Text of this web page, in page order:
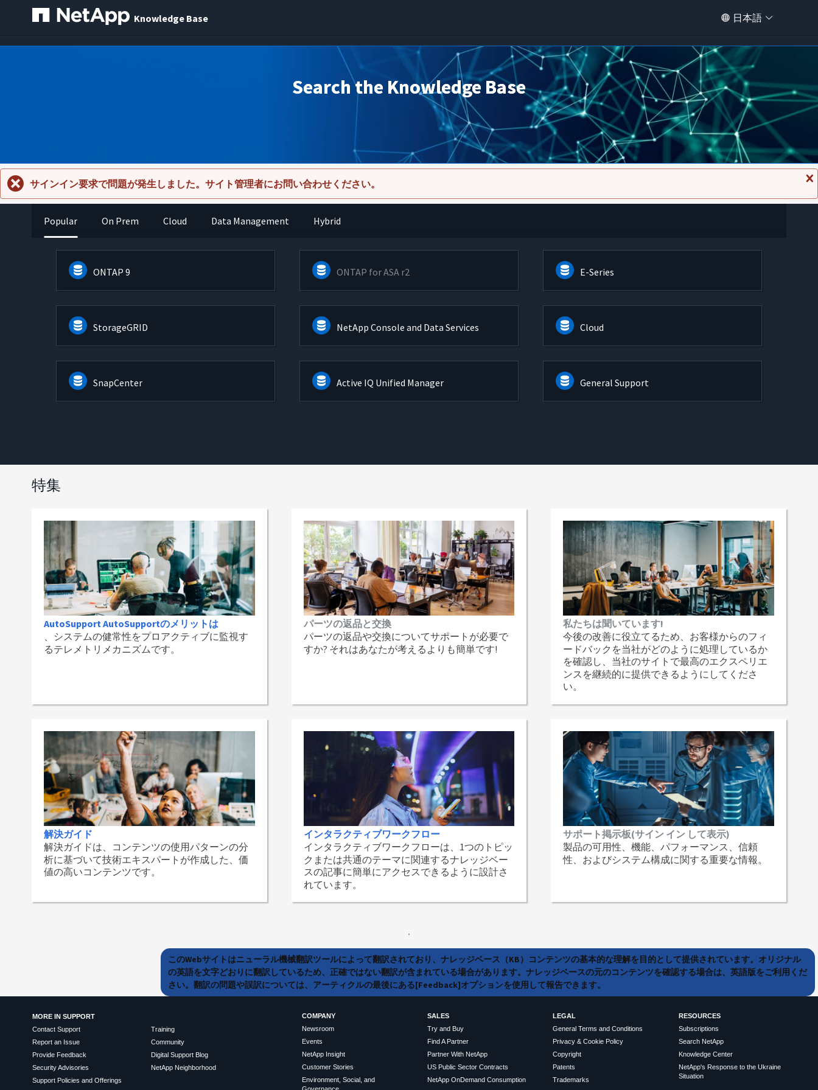
Knowledge Base 日本語
Search the Knowledge Base
メ
ッ
サインイン要求で問題が発生しました。サイト管理者にお問い合わせください。
Popular On Prem Cloud Data Management Hybrid
ONTAP 9 ONTAP for ASA r2 E-Series
StorageGRID NetApp Console and Data Services Cloud
SnapCenter Active IQ Unified Manager General Support
特集
AutoSupport AutoSupportのメリットは
、システムの健常性をプロアクティブに監視す
るテレメトリメカニズムです。
パーツの返品と交換
パーツの返品や交換についてサポートが必要で
すか? それはあなたが考えるよりも簡単です!
私たちは聞いています!
今後の改善に役立てるため、お客様からのフィ
ードバックを当社がどのように処理しているか
を確認し、当社のサイトで最高のエクスペリエ
ンスを継続的に提供できるようにしてくださ
い。
解決ガイド
解決ガイドは、コンテンツの使用パターンの分
析に基づいて技術エキスパートが作成した、価
値の高いコンテンツです。
インタラクティブワークフロー
インタラクティブワークフローは、1つのトピッ
クまたは共通のテーマに関連するナレッジベー
スの記事に簡単にアクセスできるように設計さ
れています。
サポート掲示板(サイン イン して表示)
製品の可用性、機能、パフォーマンス、信頼
性、およびシステム構成に関する重要な情報。
このWebサイトはニューラル機械翻訳ツールによって翻訳されており、ナレッジベース（KB）コンテンツの基本的な理解を目的として提供されています。オリジナル
の英語を文字どおりに翻訳しているため、正確ではない翻訳が含まれている場合があります。ナレッジベースの元のコンテンツを確認する場合は、英語版をご利用くだ
さい。翻訳の問題や誤訳については、アーティクルの最後にある[Feedback]オプションを使用して報告できます。
MORE IN SUPPORT
Contact Support
Report an Issue
Provide Feedback
Security Advisories
Support Policies and Offerings
Training
Community
Digital Support Blog
NetApp Neighborhood
COMPANY
Newsroom
Events
NetApp Insight
Customer Stories
Environment, Social, and
SALES
Try and Buy
Find A Partner
Partner With NetApp
US Public Sector Contracts
NetApp OnDemand Consumption
LEGAL
General Terms and Conditions
Privacy & Cookie Policy
Copyright
Patents
Trademarks
RESOURCES
Subscriptions
Search NetApp
Knowledge Center
NetApp's Response to the Ukraine
Situation